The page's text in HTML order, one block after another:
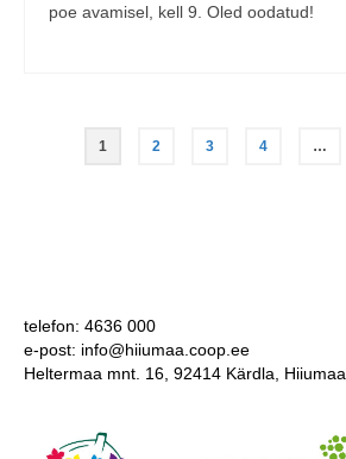
poe avamisel, kell 9. Oled oodatud!
Posts
1 2 3 4 …
telefon: 4636 000
e-post: info@hiiumaa.coop.ee
Heltermaa mnt. 16, 92414 Kärdla, Hiiumaa